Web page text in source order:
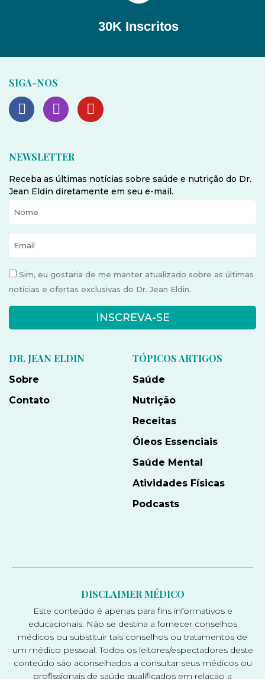
30K Inscritos
SIGA-NOS
NEWSLETTER
Receba as últimas notícias sobre saúde e nutrição do Dr.
Jean Eldin diretamente em seu e-mail.
Sim, eu gostaria de me manter atualizado sobre as últimas
notícias e ofertas exclusivas do Dr. Jean Eldin.
INSCREVA-SE
DR. JEAN ELDIN
Sobre
Contato
TÓPICOS ARTIGOS
Saúde
Nutrição
Receitas
Óleos Essenciais
Saúde Mental
Atividades Físicas
Podcasts
DISCLAIMER MÉDICO
Este conteúdo é apenas para fins informativos e
educacionais. Não se destina a fornecer conselhos
médicos ou substituir tais conselhos ou tratamentos de
um médico pessoal. Todos os leitores/espectadores deste
conteúdo são aconselhados a consultar seus médicos ou
profissionais de saúde qualificados em relação a